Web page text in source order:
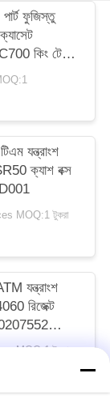
ফুজিস্তু
কিং টেলার
যন্ত্রাংশ
ক্যাশ বক্স
MOQ:1 টুকরা
যন্ত্রাংশ
রিজেক্ট
MOQ:1 টুকরা